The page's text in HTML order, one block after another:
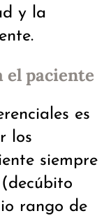
y la
el paciente
es
los
siempre
rango de